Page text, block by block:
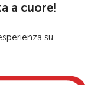
a cuore!
su